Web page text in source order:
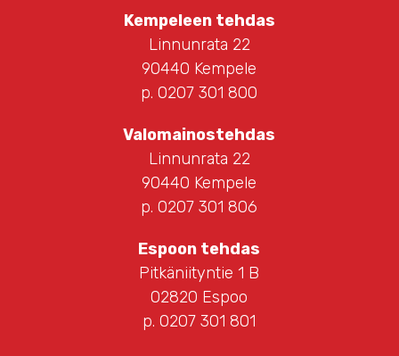
Kempeleen tehdas
Linnunrata 22
90440 Kempele
p. 0207 301 800
Valomainostehdas
Linnunrata 22
90440 Kempele
p. 0207 301 806
Espoon tehdas
Pitkäniityntie 1 B
02820 Espoo
p. 0207 301 801